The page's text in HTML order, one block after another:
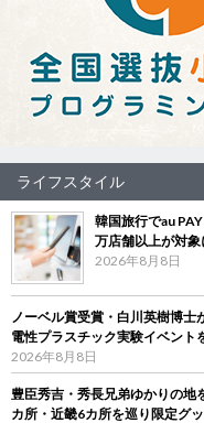
ライフスタイル
韓国旅行でau
万店舗以上が対象
2026年8月8日
ノーベル賞受賞・白川英樹博
電性プラスチック実験イベント
2026年8月8日
豊臣秀吉・秀長兄弟ゆかりの
カ所・近畿6カ所を巡り限定グ